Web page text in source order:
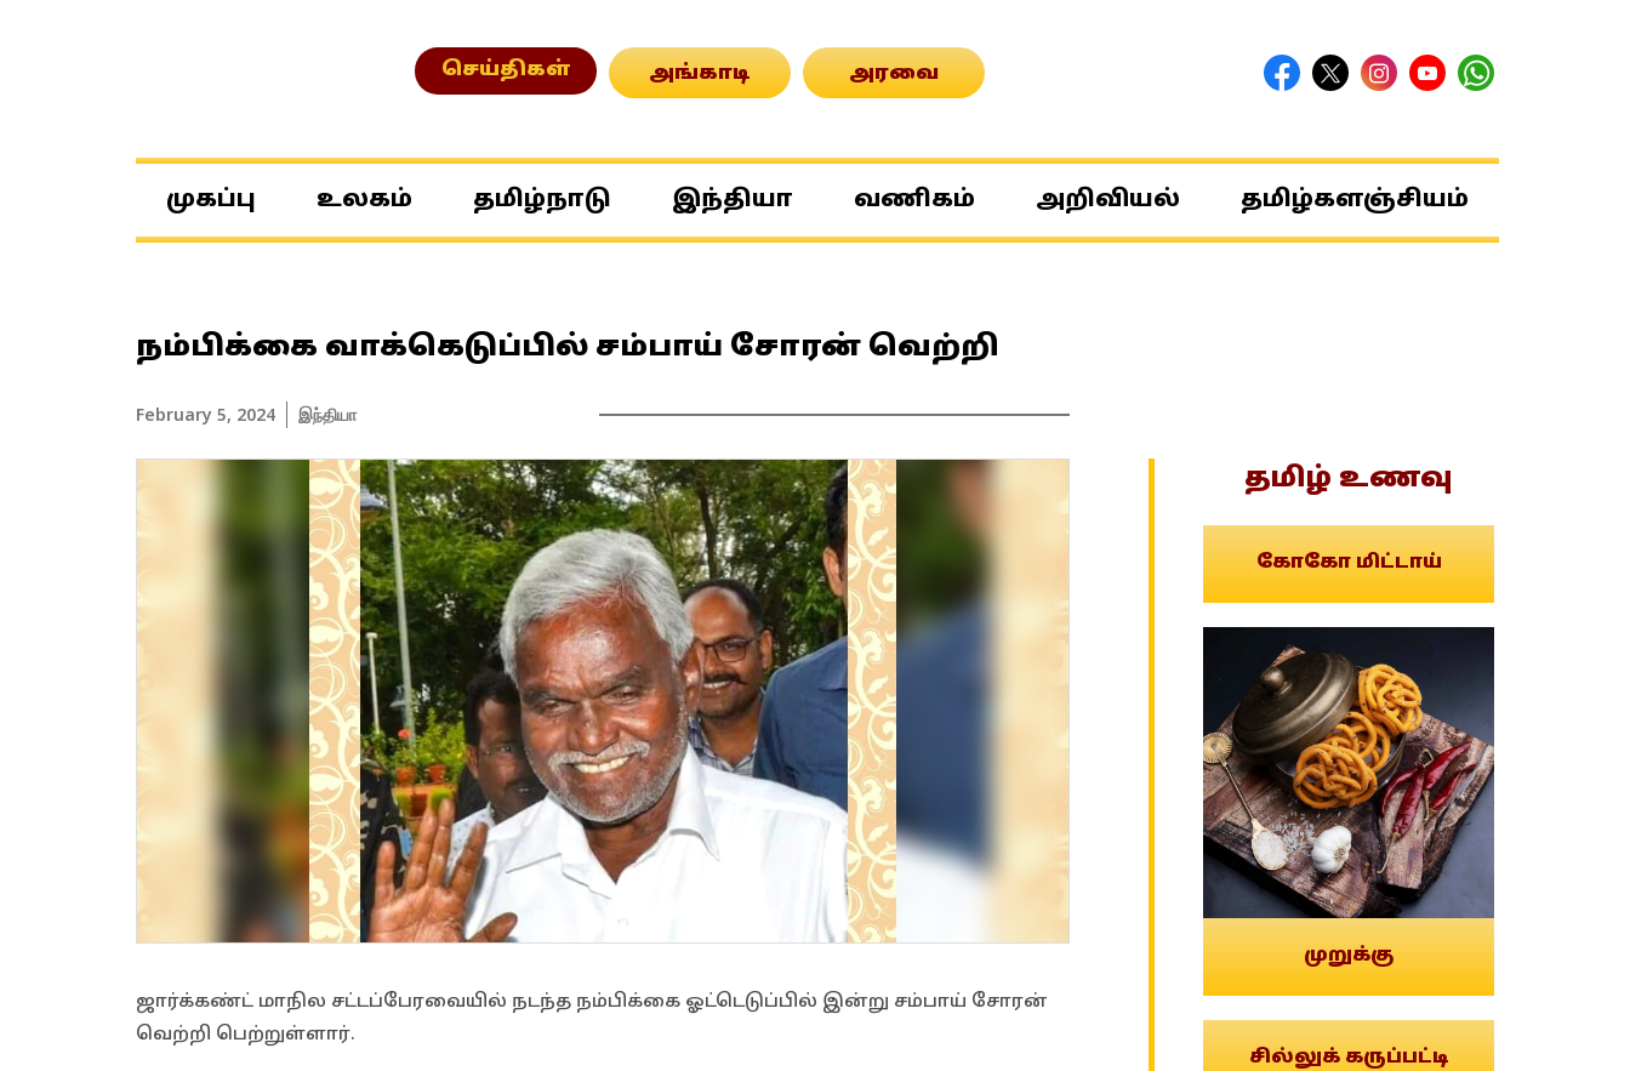
செய்திகள் அங்காடி அரவை
முகப்பு உலகம் தமிழ்நாடு இந்தியா வணிகம் அறிவியல் தமிழ்களஞ்சியம்
நம்பிக்கை வாக்கெடுப்பில் சம்பாய் சோரன் வெற்றி
February 5, 2024 இந்தியா
ஜார்க்கண்ட் மாநில சட்டப்பேரவையில் நடந்த நம்பிக்கை ஓட்டெடுப்பில் இன்று சம்பாய் சோரன்
வெற்றி பெற்றுள்ளார்.
தமிழ் உணவு
கோகோ மிட்டாய்
முறுக்கு
சில்லுக் கருப்பட்டி